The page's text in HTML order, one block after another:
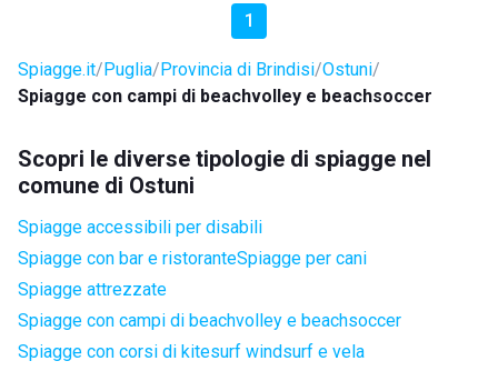
1
Spiagge.it Puglia Provincia di Brindisi Ostuni
Spiagge con campi di beachvolley e beachsoccer
Scopri le diverse tipologie di spiagge nel
comune di Ostuni
Spiagge accessibili per disabili
Spiagge con bar e ristoranteSpiagge per cani
Spiagge attrezzate
Spiagge con campi di beachvolley e beachsoccer
Spiagge con corsi di kitesurf windsurf e vela